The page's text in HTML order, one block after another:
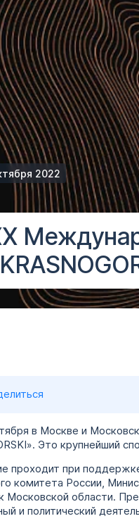
RUEN Версия для
2022
в Москве и
Это крупнейший
проходит при
комитета России,
Московской области.
и политический